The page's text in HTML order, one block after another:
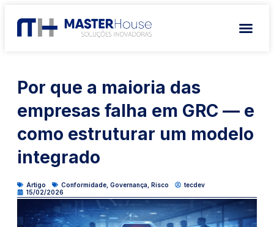
Por que a maioria das
empresas falha em GRC — e
como estruturar um modelo
integrado
Artigo Conformidade Governança Risco
tecdev
15/02/2026